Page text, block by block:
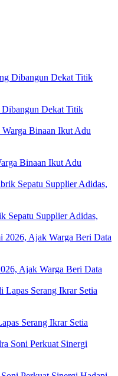
Dibangun Dekat Titik
Binaan Ikut Adu
Sepatu Supplier Adidas,
Ajak Warga Beri Data
Serang Ikrar Setia